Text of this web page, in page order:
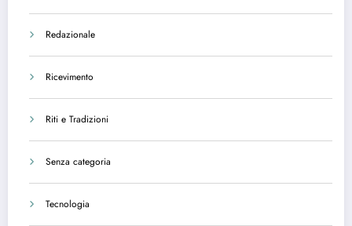
Redazionale
Ricevimento
Riti e Tradizioni
Senza categoria
Tecnologia